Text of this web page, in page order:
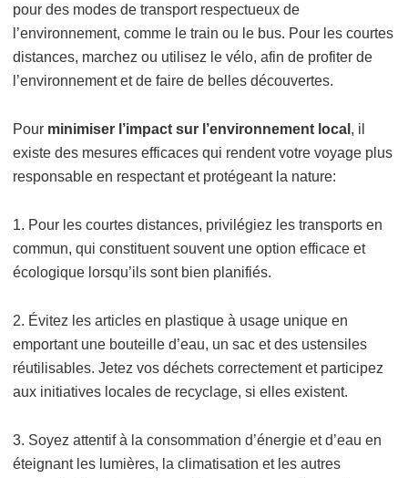
pour des modes de transport respectueux de
l’environnement, comme le train ou le bus. Pour les courtes
distances, marchez ou utilisez le vélo, afin de profiter de
l’environnement et de faire de belles découvertes.
Pour minimiser l’impact sur l’environnement local , il
existe des mesures efficaces qui rendent votre voyage plus
responsable en respectant et protégeant la nature:
1. Pour les courtes distances, privilégiez les transports en
commun, qui constituent souvent une option efficace et
écologique lorsqu’ils sont bien planifiés.
2. Évitez les articles en plastique à usage unique en
emportant une bouteille d’eau, un sac et des ustensiles
réutilisables. Jetez vos déchets correctement et participez
aux initiatives locales de recyclage, si elles existent.
3. Soyez attentif à la consommation d’énergie et d’eau en
éteignant les lumières, la climatisation et les autres